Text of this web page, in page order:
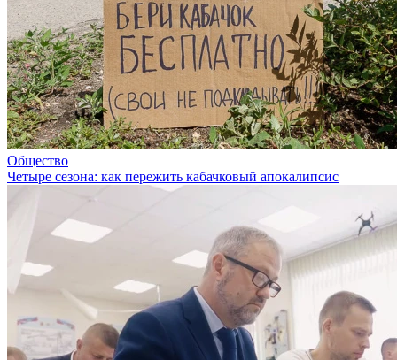
Общество
Четыре сезона: как пережить кабачковый апокалипсис